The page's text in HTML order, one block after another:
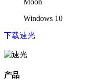
Moon
Windows 10
下载速光
产品